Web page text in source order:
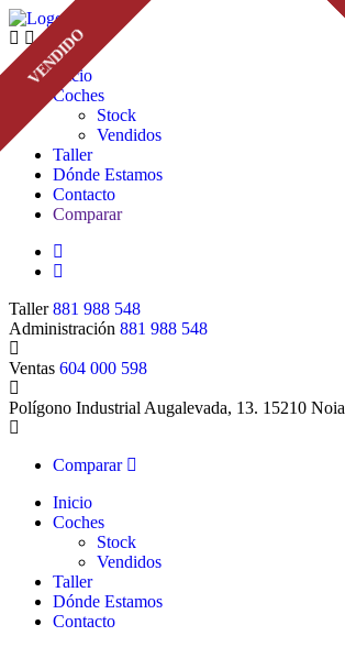
Inicio
Coches
Stock
Vendidos
Taller
Dónde Estamos
Contacto
Comparar
Taller881 988 548
Administración 881 988 548
Ventas 604 000 598
Polígono Industrial Augalevada, 13. 15210 Noia
Comparar
Inicio
Coches
Stock
Vendidos
Taller
Dónde Estamos
Contacto
VENDIDO